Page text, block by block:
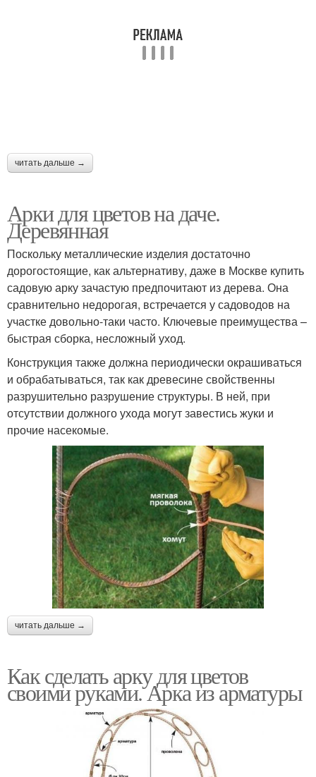
читать дальше →
Арки для цветов на даче.
Деревянная
Поскольку металлические изделия достаточно
дорогостоящие, как альтернативу, даже в Москве купить
садовую арку зачастую предпочитают из дерева. Она
сравнительно недорогая, встречается у садоводов на
участке довольно-таки часто. Ключевые преимущества –
быстрая сборка, несложный уход.
Конструкция также должна периодически окрашиваться
и обрабатываться, так как древесине свойственны
разрушительно разрушение структуры. В ней, при
отсутствии должного ухода могут завестись жуки и
прочие насекомые.
читать дальше →
Как сделать арку для цветов
своими руками. Арка из арматуры